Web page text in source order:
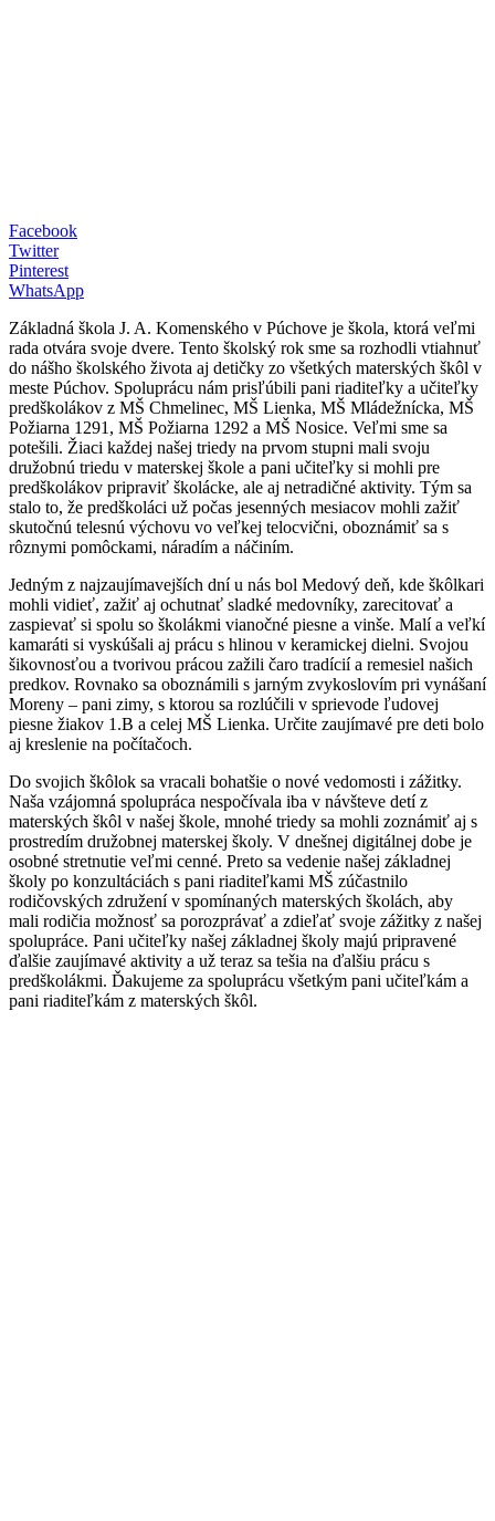
Facebook
Twitter
Pinterest
WhatsApp
Základná škola J. A. Komenského v Púchove je škola, ktorá veľmi
rada otvára svoje dvere. Tento školský rok sme sa rozhodli vtiahnuť
do nášho školského života aj detičky zo všetkých materských škôl v
meste Púchov. Spoluprácu nám prisľúbili pani riaditeľky a učiteľky
predškolákov z MŠ Chmelinec, MŠ Lienka, MŠ Mládežnícka, MŠ
Požiarna 1291, MŠ Požiarna 1292 a MŠ Nosice. Veľmi sme sa
potešili. Žiaci každej našej triedy na prvom stupni mali svoju
družobnú triedu v materskej škole a pani učiteľky si mohli pre
predškolákov pripraviť školácke, ale aj netradičné aktivity. Tým sa
stalo to, že predškoláci už počas jesenných mesiacov mohli zažiť
skutočnú telesnú výchovu vo veľkej telocvični, oboznámiť sa s
rôznymi pomôckami, náradím a náčiním.
Jedným z najzaujímavejších dní u nás bol Medový deň, kde škôlkari
mohli vidieť, zažiť aj ochutnať sladké medovníky, zarecitovať a
zaspievať si spolu so školákmi vianočné piesne a vinše. Malí a veľkí
kamaráti si vyskúšali aj prácu s hlinou v keramickej dielni. Svojou
šikovnosťou a tvorivou prácou zažili čaro tradícií a remesiel našich
predkov. Rovnako sa oboznámili s jarným zvykoslovím pri vynášaní
Moreny – pani zimy, s ktorou sa rozlúčili v sprievode ľudovej
piesne žiakov 1.B a celej MŠ Lienka. Určite zaujímavé pre deti bolo
aj kreslenie na počítačoch.
Do svojich škôlok sa vracali bohatšie o nové vedomosti i zážitky.
Naša vzájomná spolupráca nespočívala iba v návšteve detí z
materských škôl v našej škole, mnohé triedy sa mohli zoznámiť aj s
prostredím družobnej materskej školy. V dnešnej digitálnej dobe je
osobné stretnutie veľmi cenné. Preto sa vedenie našej základnej
školy po konzultáciách s pani riaditeľkami MŠ zúčastnilo
rodičovských združení v spomínaných materských školách, aby
mali rodičia možnosť sa porozprávať a zdieľať svoje zážitky z našej
spolupráce. Pani učiteľky našej základnej školy majú pripravené
ďalšie zaujímavé aktivity a už teraz sa tešia na ďalšiu prácu s
predškolákmi. Ďakujeme za spoluprácu všetkým pani učiteľkám a
pani riaditeľkám z materských škôl.